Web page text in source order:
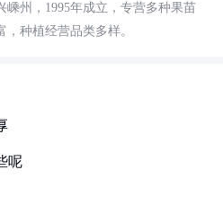
嵊州，1995年成立，专营多种果苗
种植经营品类多样。
呢